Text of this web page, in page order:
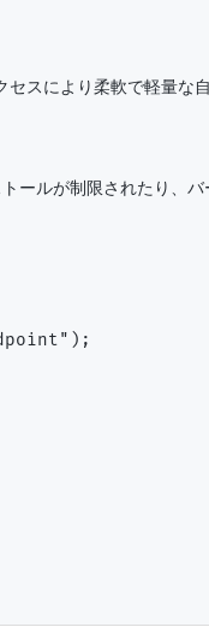
スにより柔軟で軽量な自
ルが制限されたり